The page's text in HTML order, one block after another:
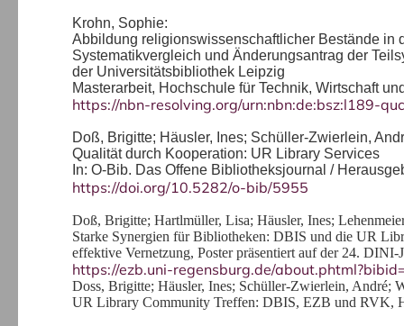
Krohn, Sophie:
Abbildung religionswissenschaftlicher Bestände in
Systematikvergleich und Änderungsantrag der
der Universitätsbibliothek Leipzig
Masterarbeit, Hochschule für Technik, Wirtschaft
https://nbn-resolving.org/urn:nbn:de:bsz:l189-
Doß, Brigitte; Häusler, Ines; Schüller-Zwierlein,
Qualität durch Kooperation: UR Library Services
In: O-Bib. Das Offene Bibliotheksjournal /
https://doi.org/10.5282/o-bib/5955
Doß, Brigitte; Hartlmüller, Lisa; Häusler, Ines;
Starke Synergien für Bibliotheken: DBIS und die UR
effektive Vernetzung, Poster präsentiert auf der 24. DINI-
https://ezb.uni-regensburg.de/
Doss, Brigitte; Häusler, Ines; Schüller-Zwierlein, André;
UR Library Community Treffen: DBIS, EZB und RVK,